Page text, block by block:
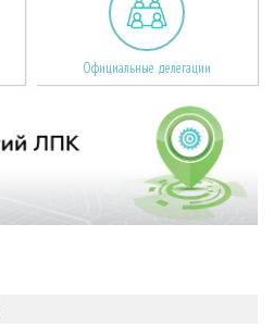
Официальные делегации